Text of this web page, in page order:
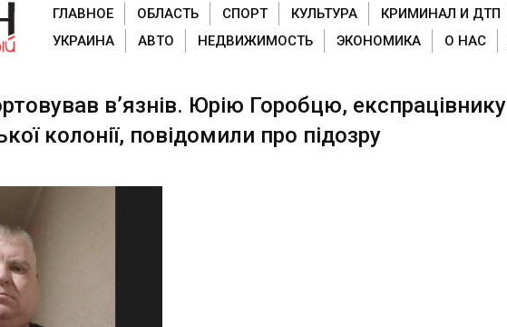
ГЛАВНОЕ ОБЛАСТЬ СПОРТ КУЛЬТУРА КРИМИНАЛ И ДТП
УКРАИНА
АВТО НЕДВИЖИМОСТЬ ЭКОНОМИКА О НАС
вʼязнів. Юрію Горобцю, експрацівнику
колонії, повідомили про підозру